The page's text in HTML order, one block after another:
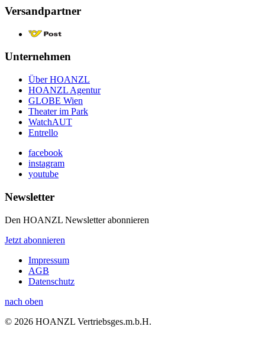
Versandpartner
Unternehmen
Über HOANZL
HOANZL Agentur
GLOBE Wien
Theater im Park
WatchAUT
Entrello
facebook
instagram
youtube
Newsletter
Den HOANZL Newsletter abonnieren
Jetzt abonnieren
Impressum
AGB
Datenschutz
nach oben
© 2026 HOANZL Vertriebsges.m.b.H.